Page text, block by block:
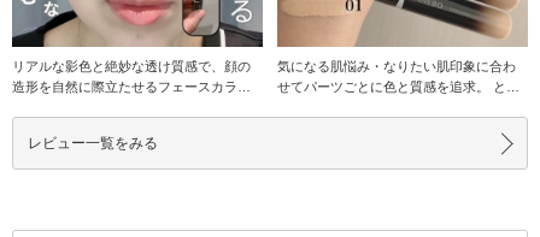
リアルな影色と絶妙な透け質感で、顔の
造形を自然に際立たせるフェースカラ
気になる肌悩み・なりたい肌印象に合わ
せてパーツごとに色と質感を追求。 とび
レビュー一覧をみる